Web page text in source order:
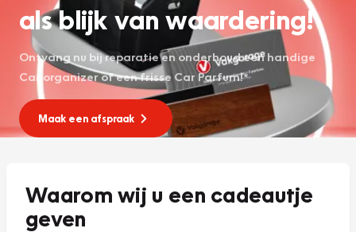
als blijk van waardering!
Ontvang nu bij reparatie en onderhoud een handige
Car organizer of een frisse Car Parfum!*
Maak een afspraak
Waarom wij u een cadeautje
geven